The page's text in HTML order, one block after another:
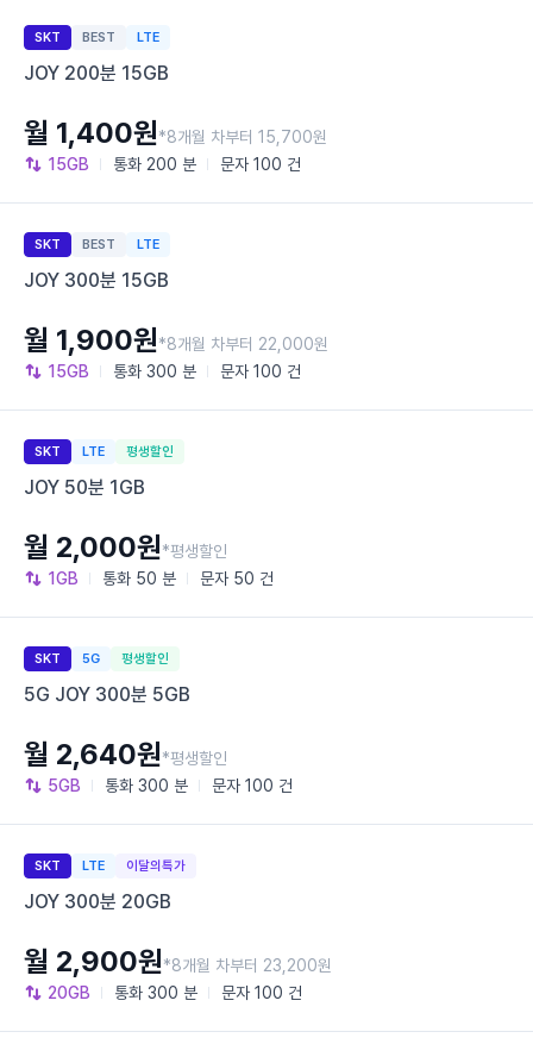
SKT BEST LTE
JOY 200분 15GB
15GB 통화 200 분 문자 100 건
월 1,400원*8개월 차부터 15,700원
SKT BEST LTE
JOY 300분 15GB
15GB 통화 300 분 문자 100 건
월 1,900원*8개월 차부터 22,000원
SKT LTE 평생할인
JOY 50분 1GB
1GB 통화 50 분 문자 50 건
월 2,000원*평생할인
SKT 5G 평생할인
5G JOY 300분 5GB
5GB 통화 300 분 문자 100 건
월 2,640원*평생할인
SKT LTE 이달의특가
JOY 300분 20GB
20GB 통화 300 분 문자 100 건
월 2,900원*8개월 차부터 23,200원